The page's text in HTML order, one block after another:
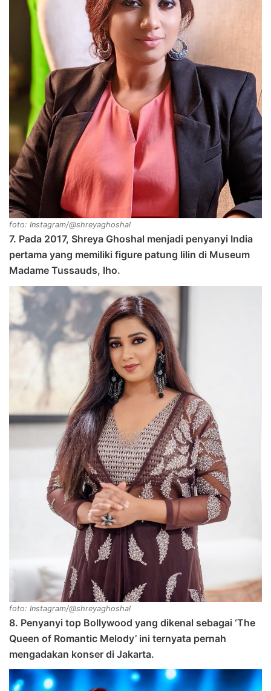
foto: Instagram/@shreyaghoshal
7. Pada 2017, Shreya Ghoshal menjadi penyanyi India
pertama yang memiliki figure patung lilin di Museum
Madame Tussauds, lho.
foto: Instagram/@shreyaghoshal
8. Penyanyi top Bollywood yang dikenal sebagai ‘The
Queen of Romantic Melody’ ini ternyata pernah
mengadakan konser di Jakarta.